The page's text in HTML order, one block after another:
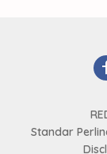
Standar